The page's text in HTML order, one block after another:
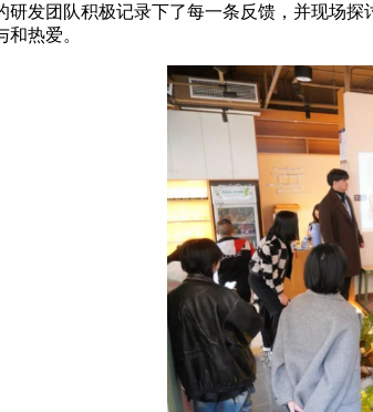
发团队积极记录下了每一条反馈，并现场
热爱。